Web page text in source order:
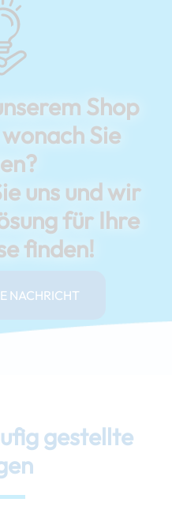
Shop
Sie
uns und wir
für Ihre
finden!
NACHRICHT
gestellte